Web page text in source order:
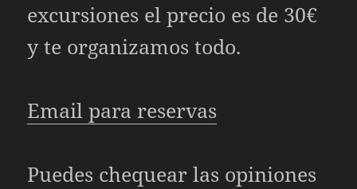
excursiones el precio es de 30€
y te organizamos todo.
Email para reservas
Puedes chequear las opiniones